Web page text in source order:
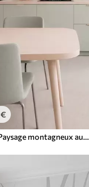
€
Papiers peints Paysage montagneux aux reliefs variés